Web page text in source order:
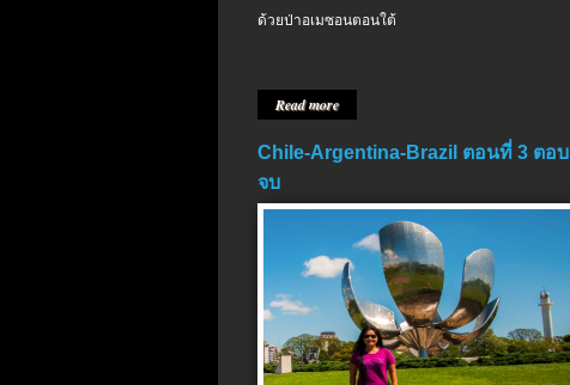
ด้วยป่าอเมซอนตอนใต้
Read more
Chile-Argentina-Brazil ตอนที่ 3 ตอบ
จบ